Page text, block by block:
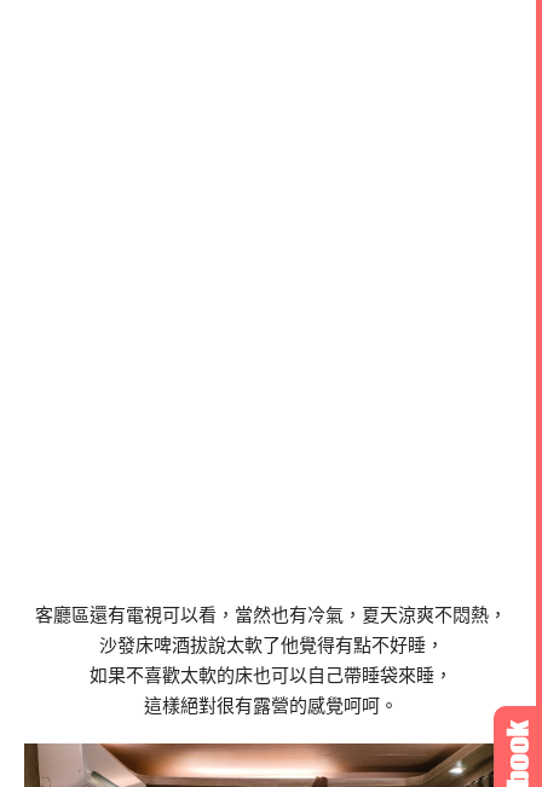
客廳區還有電視可以看，當然也有冷氣，夏天涼爽不悶熱，
沙發床啤酒拔說太軟了他覺得有點不好睡，
如果不喜歡太軟的床也可以自己帶睡袋來睡，
這樣絕對很有露營的感覺呵呵。